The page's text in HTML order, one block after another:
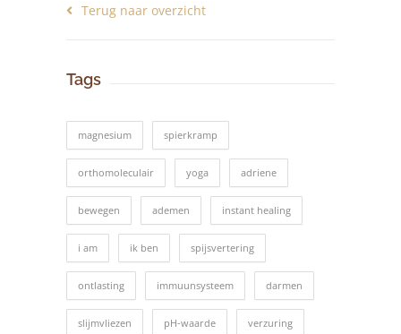
Terug naar overzicht
Tags
magnesium spierkramp
orthomoleculair yoga adriene
bewegen ademen instant healing
i am ik ben spijsvertering
ontlasting immuunsysteem darmen
slijmvliezen pH-waarde verzuring